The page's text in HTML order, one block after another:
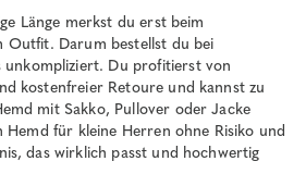
Länge merkst du erst beim
Outfit. Darum bestellst du bei
unkompliziert. Du profitierst von
kostenfreier Retoure und kannst zu
mit Sakko, Pullover oder Jacke
für kleine Herren ohne Risiko und
das wirklich passt und hochwertig